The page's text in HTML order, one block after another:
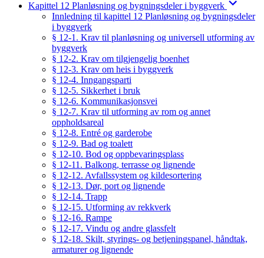
Kapittel 12 Planløsning og bygningsdeler i byggverk
Innledning til kapittel 12 Planløsning og bygningsdeler
i byggverk
§ 12-1. Krav til planløsning og universell utforming av
byggverk
§ 12-2. Krav om tilgjengelig boenhet
§ 12-3. Krav om heis i byggverk
§ 12-4. Inngangsparti
§ 12-5. Sikkerhet i bruk
§ 12-6. Kommunikasjonsvei
§ 12-7. Krav til utforming av rom og annet
oppholdsareal
§ 12-8. Entré og garderobe
§ 12-9. Bad og toalett
§ 12-10. Bod og oppbevaringsplass
§ 12-11. Balkong, terrasse og lignende
§ 12-12. Avfallssystem og kildesortering
§ 12-13. Dør, port og lignende
§ 12-14. Trapp
§ 12-15. Utforming av rekkverk
§ 12-16. Rampe
§ 12-17. Vindu og andre glassfelt
§ 12-18. Skilt, styrings- og betjeningspanel, håndtak,
armaturer og lignende